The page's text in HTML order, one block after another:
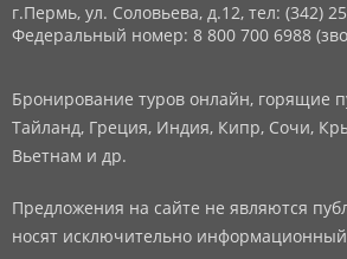
г.Пермь, ул. Соловьева, д.12, тел: (342)
Федеральный номер: 8 800 700 6988
Бронирование туров онлайн, горящие
Тайланд, Греция, Индия, Кипр, Сочи,
Вьетнам и др.
Предложения на сайте не являются
носят исключительно информационный